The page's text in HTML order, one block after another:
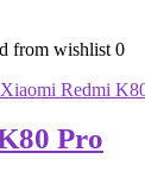
from wishlist 0
Pro